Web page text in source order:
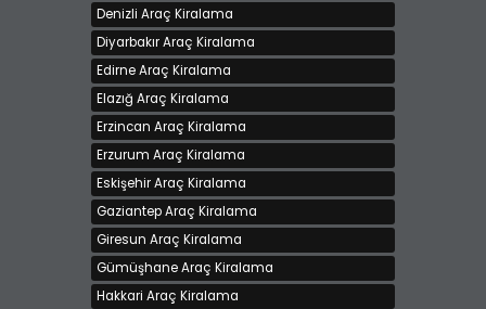
Renault Fluence
Kiralama bedeli 1000 TL
Iğdır, Merkez
Denizli Araç Kiralama
Diyarbakır Araç Kiralama
Edirne Araç Kiralama
Elazığ Araç Kiralama
Erzincan Araç Kiralama
Erzurum Araç Kiralama
Eskişehir Araç Kiralama
Gaziantep Araç Kiralama
Giresun Araç Kiralama
Gümüşhane Araç Kiralama
Hakkari Araç Kiralama